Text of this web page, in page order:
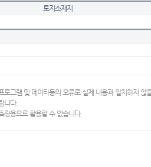
토지소재지
로그램 및 데이타등의 오류로 실제 내용과 일치하지
니다.
량용으로 활용할 수 없습니다.